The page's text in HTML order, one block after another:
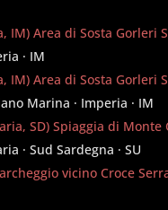
IM) Area di Sosta Gorleri
· IM
IM) Area di Sosta Gorleri
Marina · Imperia · IM
SD) Spiaggia di Monte
· Sud Sardegna · SU
vicino Croce